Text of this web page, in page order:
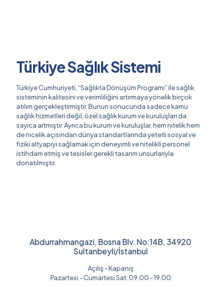
Türkiye Sağlık Sistemi
Türkiye Cumhuriyeti, “Sağlıkta Dönüşüm Programı” ile sağlık
sisteminin kalitesini ve verimliliğini artırmaya yönelik birçok
atılım gerçekleştirmiştir. Bunun sonucunda sadece kamu
sağlık hizmetleri değil, özel sağlık kurum ve kuruluşları da
sayıca artmıştır. Ayrıca bu kurum ve kuruluşlar, hem nitelik hem
de nicelik açısından dünya standartlarında yeterli sosyal ve
fiziki altyapıyı sağlamak için deneyimli ve nitelikli personel
istihdam etmiş ve tesisler gerekli tasarım unsurlarıyla
donatılmıştır.
Abdurrahmangazi, Bosna Blv. No:14B, 34920
Sultanbeyli/İstanbul
Açılış - Kapanış
Pazartesi - Cumartesi Sat: 09.00 - 19.00